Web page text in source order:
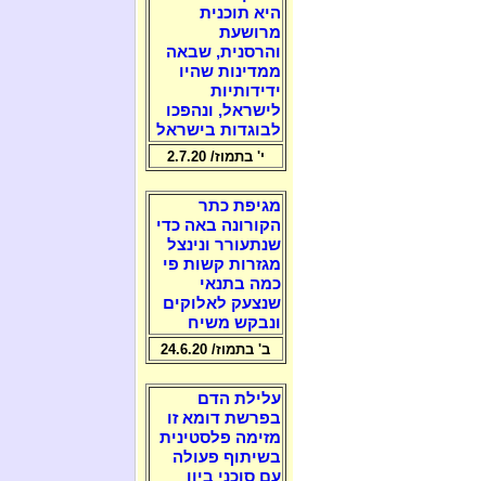
היא תוכנית
מרושעת
והרסנית, שבאה
ממדינות שהיו
ידידותיות
לישראל, ונהפכו
לבוגדות בישראל
י' בתמוז/ 2.7.20
מגיפת כתר
הקורונה באה כדי
שנתעורר ונינצל
מגזרות קשות פי
כמה בתנאי
שנצעק לאלוקים
ונבקש משיח
ב' בתמוז/ 24.6.20
עלילת הדם
בפרשת דומא זו
מזימה פלסטינית
בשיתוף פעולה
עם סוכני ביון